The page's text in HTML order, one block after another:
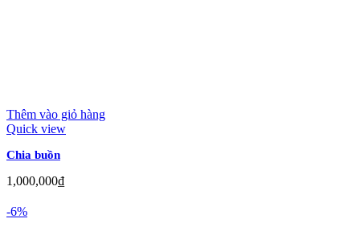
Thêm vào giỏ hàng
Quick view
Chia buồn
1,000,000₫
-6%